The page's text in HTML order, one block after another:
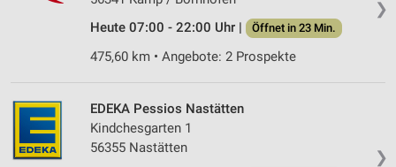
❯
Heute 07:00 - 22:00 Uhr |
Öffnet in 23 Min.
475,60 km • Angebote: 2 Prospekte
❯
EDEKA Pessios Nastätten
Kindchesgarten 1
56355 Nastätten